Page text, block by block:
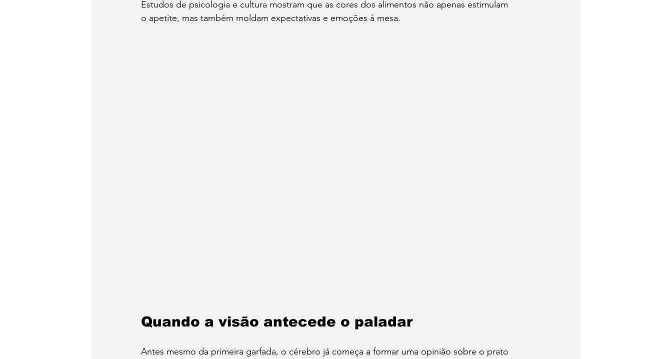
Dia do Fondue Vinhos Dia do Bacon
Estudos de psicologia e cultura mostram que as cores dos alimentos não apenas estimulam
o apetite, mas também moldam expectativas e emoções à mesa.
Quando a visão antecede o paladar
Antes mesmo da primeira garfada, o cérebro já começa a formar uma opinião sobre o prato